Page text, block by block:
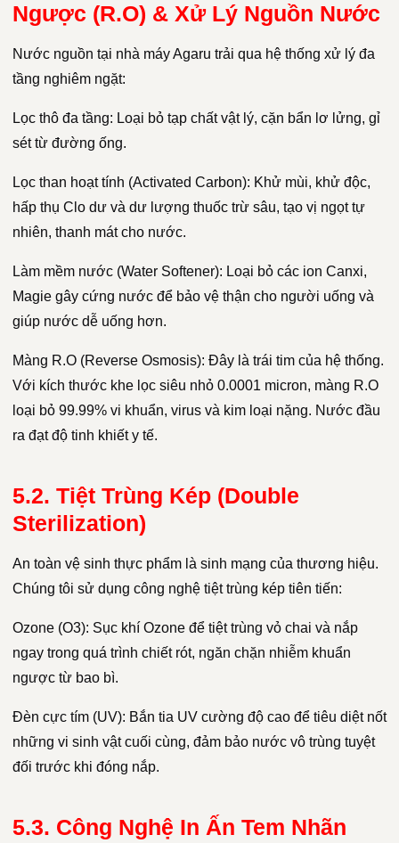
Ngược (R.O) & Xử Lý Nguồn Nước
Nước nguồn tại nhà máy Agaru trải qua hệ thống xử lý đa
tầng nghiêm ngặt:
Lọc thô đa tầng: Loại bỏ tạp chất vật lý, cặn bẩn lơ lửng, gỉ
sét từ đường ống.
Lọc than hoạt tính (Activated Carbon): Khử mùi, khử độc,
hấp thụ Clo dư và dư lượng thuốc trừ sâu, tạo vị ngọt tự
nhiên, thanh mát cho nước.
Làm mềm nước (Water Softener): Loại bỏ các ion Canxi,
Magie gây cứng nước để bảo vệ thận cho người uống và
giúp nước dễ uống hơn.
Màng R.O (Reverse Osmosis): Đây là trái tim của hệ thống.
Với kích thước khe lọc siêu nhỏ 0.0001 micron, màng R.O
loại bỏ 99.99% vi khuẩn, virus và kim loại nặng. Nước đầu
ra đạt độ tinh khiết y tế.
5.2. Tiệt Trùng Kép (Double
Sterilization)
An toàn vệ sinh thực phẩm là sinh mạng của thương hiệu.
Chúng tôi sử dụng công nghệ tiệt trùng kép tiên tiến:
Ozone (O3): Sục khí Ozone để tiệt trùng vỏ chai và nắp
ngay trong quá trình chiết rót, ngăn chặn nhiễm khuẩn
ngược từ bao bì.
Đèn cực tím (UV): Bắn tia UV cường độ cao để tiêu diệt nốt
những vi sinh vật cuối cùng, đảm bảo nước vô trùng tuyệt
đối trước khi đóng nắp.
5.3. Công Nghệ In Ấn Tem Nhãn